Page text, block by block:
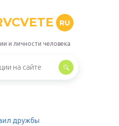
RU
и личности человека
дружбы